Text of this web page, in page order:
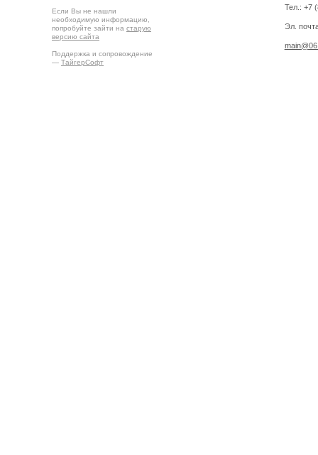
Если Вы не нашли
необходимую информацию,
попробуйте зайти на старую
версию сайта
Поддержка и сопровождение
— ТайгерСофт
Тел.: +7
Эл.